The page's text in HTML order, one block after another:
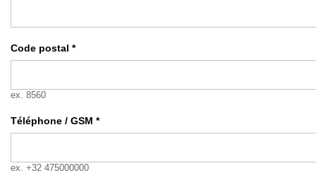
Code postal *
ex. 8560
Téléphone / GSM *
ex. +32 475000000